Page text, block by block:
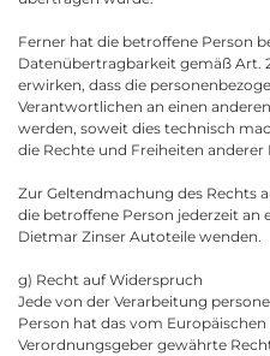
Ferner hat die betroffene Person
Datenübertragbarkeit gemäß Art.
erwirken, dass die
Verantwortlichen an einen
werden, soweit dies technisch
die Rechte und Freiheiten
Zur Geltendmachung des Rechts
die betroffene Person jederzeit an
Dietmar Zinser Autoteile wenden.
g) Recht auf Widerspruch
Jede von der Verarbeitung
Person hat das vom
Verordnungsgeber gewährte